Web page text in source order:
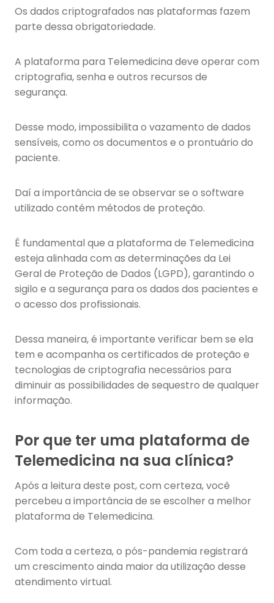
Os dados criptografados nas plataformas fazem
parte dessa obrigatoriedade.
A plataforma para Telemedicina deve operar com
criptografia, senha e outros recursos de
segurança.
Desse modo, impossibilita o vazamento de dados
sensíveis, como os documentos e o prontuário do
paciente.
Daí a importância de se observar se o software
utilizado contém métodos de proteção.
É fundamental que a plataforma de Telemedicina
esteja alinhada com as determinações da Lei
Geral de Proteção de Dados (LGPD), garantindo o
sigilo e a segurança para os dados dos pacientes e
o acesso dos profissionais.
Dessa maneira, é importante verificar bem se ela
tem e acompanha os certificados de proteção e
tecnologias de criptografia necessários para
diminuir as possibilidades de sequestro de qualquer
informação.
Por que ter uma plataforma de
Telemedicina na sua clínica?
Após a leitura deste post, com certeza, você
percebeu a importância de se escolher a melhor
plataforma de Telemedicina.
Com toda a certeza, o pós-pandemia registrará
um crescimento ainda maior da utilização desse
atendimento virtual.